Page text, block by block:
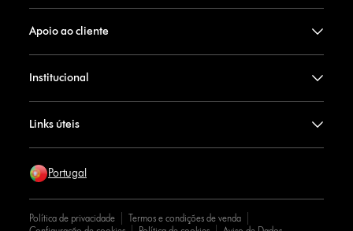
Apoio ao cliente
Institucional
Links úteis
Portugal
Política de privacidade
Termos e condições de venda